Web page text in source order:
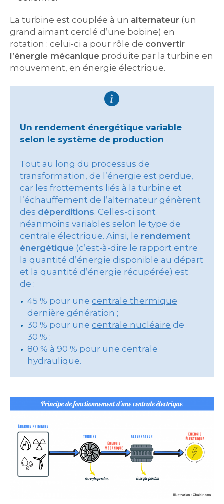
La turbine est couplée à un alternateur (un
grand aimant cerclé d’une bobine) en
rotation : celui-ci a pour rôle de convertir
l’énergie mécanique produite par la turbine en
mouvement, en énergie électrique.
Un rendement énergétique variable
selon le système de production
Tout au long du processus de
transformation, de l’énergie est perdue,
car les frottements liés à la turbine et
l’échauffement de l’alternateur génèrent
des déperditions. Celles-ci sont
néanmoins variables selon le type de
centrale électrique. Ainsi, le rendement
énergétique (c’est-à-dire le rapport entre
la quantité d’énergie disponible au départ
et la quantité d’énergie récupérée) est
de :
45 % pour une centrale thermique
dernière génération ;
30 % pour une centrale nucléaire de
30 % ;
80 % à 90 % pour une centrale
hydraulique.